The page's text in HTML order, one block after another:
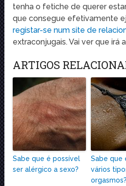
tenha o fetiche de querer
que consegue efetivamente
registar-se num site de
extraconjugais. Vai ver que irá
ARTIGOS
Sabe que é possível
ser alérgico a sexo?
Sabe que
vários